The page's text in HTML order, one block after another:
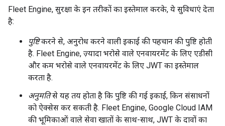
Fleet Engine, सुरक्षा के इन तरीकों का इस्तेमाल करके, ये सुविधाएं देता
है:
पुष्टिकरने से, अनुरोध करने वाली इकाई की पहचान की पुष्टि होती
है. Fleet Engine, ज़्यादा भरोसे वाले एनवायरमेंट के लिए एडीसी
और कम भरोसे वाले एनवायरमेंट के लिए JWT का इस्तेमाल
करता है.
अनुमतिसे यह तय होता है कि पुष्टि की गई इकाई, किन संसाधनों
को ऐक्सेस कर सकती है. Fleet Engine, Google Cloud IAM
की भूमिकाओं वाले सेवा खातों के साथ-साथ, JWT के दावों का